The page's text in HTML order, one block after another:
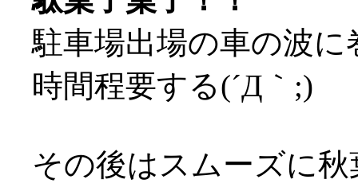
駐車場出場の車の波
時間程要する(´Д｀;)
その後はスムーズに